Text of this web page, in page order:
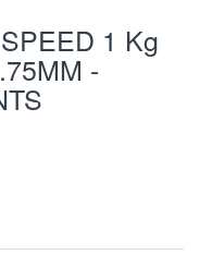
1 Kg
-